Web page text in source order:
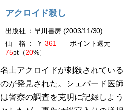
アクロイド殺し
出版社 ：早川書房 (2003/11/30)
価 格 ： ￥ 361
ポイント還元
75pt（20%）
名士アクロイドが刺殺されている
のが発見された。シェパード医師
は警察の調査を克明に記録しよう